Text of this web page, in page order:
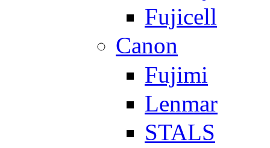
Fujicell
Canon
Fujimi
Lenmar
STALS